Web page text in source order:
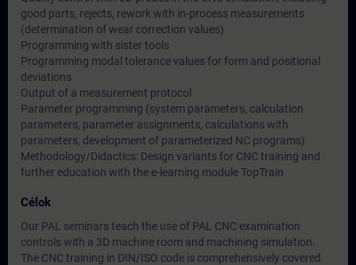
good parts, rejects, rework with in-process measurements
(determination of wear correction values)
Programming with sister tools
Programming modal tolerance values for form and positional
deviations
Output of a measurement protocol
Parameter programming (system parameters, calculation
parameters, parameter assignments, calculations with
parameters, development of parameterized NC programs)
Methodology/Didactics: Design variants for CNC training and
further education with the e-learning module TopTrain
Célok
Our PAL seminars teach the use of PAL CNC examination
controls with a 3D machine room and machining simulation.
The CNC training in DIN/ISO code is comprehensively covered.